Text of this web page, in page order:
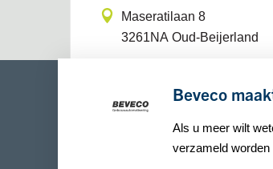
Beveco
Als u meer wilt
verzameld worden
Maseratilaan 8
3261NA Oud-Beijerland
info@beveco.nl